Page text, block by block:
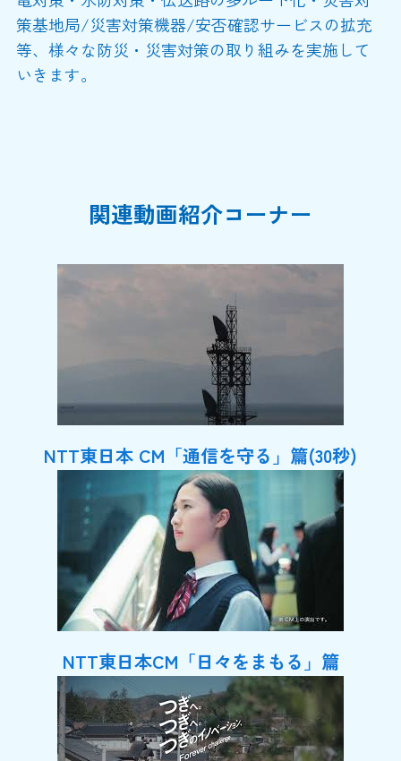
策基地局/災害対策機器/安否確認サービスの拡充
等、様々な防災・災害対策の取り組みを実施して
いきます。
関連動画紹介コーナー
NTT東日本 CM「通信を守る」篇(30秒)
NTT東日本CM「日々をまもる」篇